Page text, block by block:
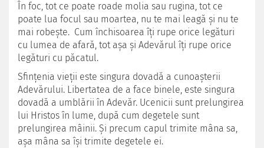
În foc, tot ce poate roade molia sau rugina, tot ce
poate lua focul sau moartea, nu te mai leagă şi nu te
mai robeşte. Cum închisoarea îţi rupe orice legături
cu lumea de afară, tot aşa şi Adevărul îţi rupe orice
legături cu păcatul.
Sfinţenia vieţii este singura dovadă a cunoaşterii
Adevărului. Libertatea de a face binele, este singura
dovadă a umblării în Adevăr. Ucenicii sunt prelungirea
lui Hristos în lume, după cum degetele sunt
prelungirea mâinii. Şi precum capul trimite mâna sa,
aşa mâna sa îşi trimite degetele ei.